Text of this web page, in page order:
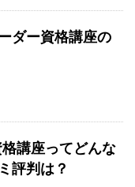
ダー資格講座の
講座ってどんな
評判は？